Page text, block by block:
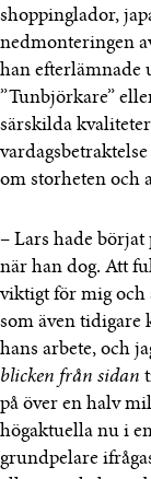
shoppinglador,
nedmonteringen
han efterlämnade
”Tunbjörkare”
särskilda
om storheten och
– Lars hade
när han dog. Att
viktigt för mig och
som även tidigare
hans arbete, och
blicken från sidan
på över en halv
högaktuella nu i
grundpelare